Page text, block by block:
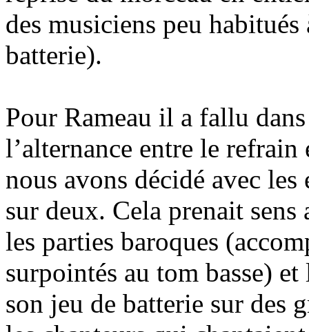
des musiciens peu
batterie).
Pour Rameau il a fallu
l’alternance entre le
nous avons décidé avec
sur deux. Cela prenait
les parties baroques
surpointés au tom basse)
son jeu de batterie sur des